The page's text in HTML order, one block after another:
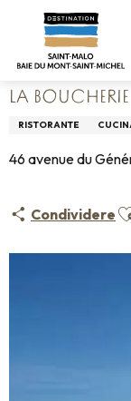
contenu
Home Vivere
Ristoranti
LA BOUCHERIE
RISTORANTE
46 avenue du
Condividere